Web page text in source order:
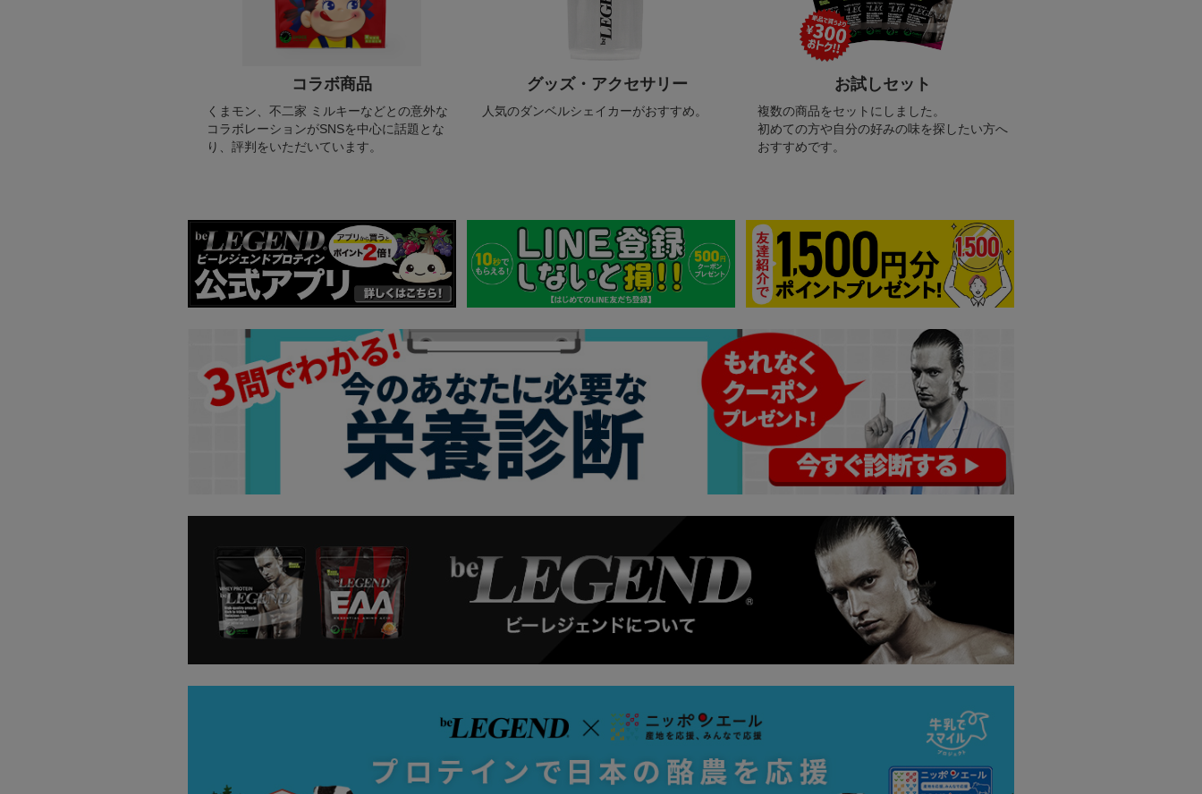
コラボ商品
くまモン、不二家 ミルキーなどとの意外な
コラボレーションがSNSを中心に話題とな
り、評判をいただいています。
グッズ・アクセサリー
人気のダンベルシェイカーがおすすめ。
お試しセット
複数の商品をセットにしました。
初めての方や自分の好みの味を探したい方へ
おすすめです。